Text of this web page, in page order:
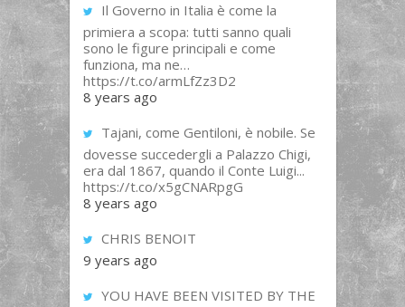
Il Governo in Italia è come la
primiera a scopa: tutti sanno quali
sono le figure principali e come
funziona, ma ne…
https://t.co/armLfZz3D2
8 years ago
Tajani, come Gentiloni, è nobile. Se
dovesse succedergli a Palazzo Chigi,
era dal 1867, quando il Conte Luigi...
https://t.co/x5gCNARpgG
8 years ago
CHRIS BENOIT
9 years ago
YOU HAVE BEEN VISITED BY THE